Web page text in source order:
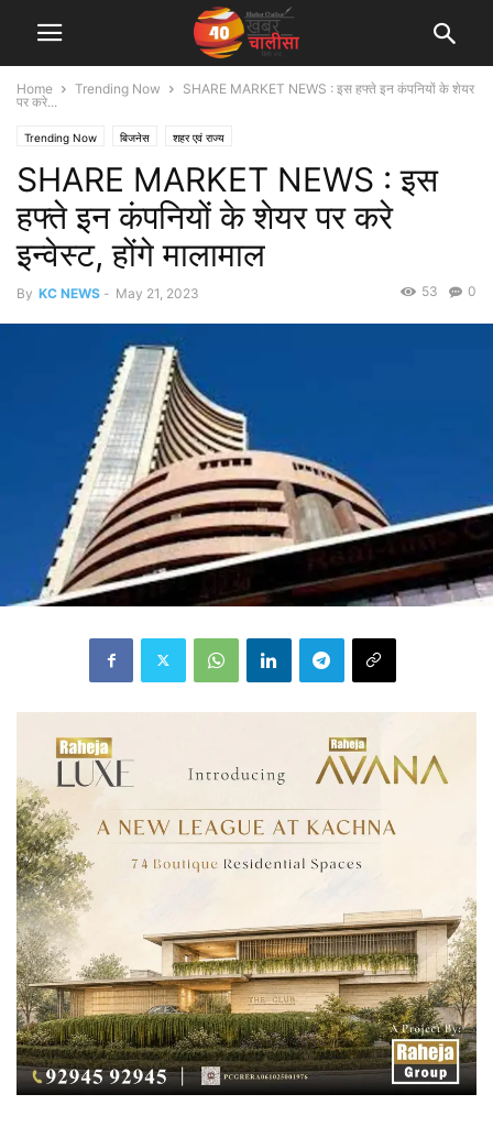
Home Trending Now
SHARE MARKET NEWS : इस हफ्ते इन कंपनियों के शेयर
पर करे...
Trending Now बिजनेस शहर एवं राज्य
SHARE MARKET NEWS : इस
हफ्ते इन कंपनियों के शेयर पर करे
इन्वेस्ट, होंगे मालामाल
By KC NEWS - May 21, 2023 0
53